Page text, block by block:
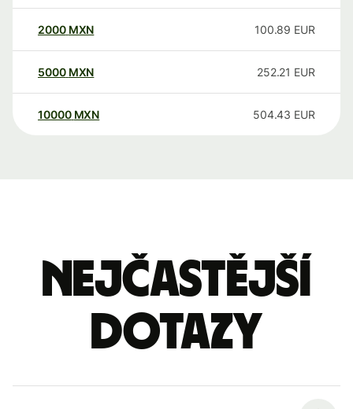
2000 MXN 100.89 EUR
5000 MXN 252.21 EUR
10000 MXN 504.43 EUR
Nejčastější
dotazy